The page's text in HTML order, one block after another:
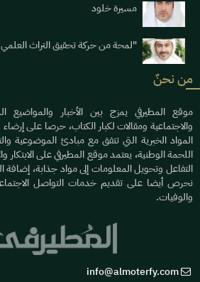
مسيرة خلود
"لمحة من حركة تحقيق التراث العلمي
من نحنٌ
موقع المطيرفي يمزج بين الأخبار والمواضيع
والاجتماعية ومقالات لكبار الكتاب، حرصا على
المواد الخبرية التي تتفق مع مبادئ الموضوعية
اللحمة الوطنية، يعتمد موقع المطيرفي على الابتكار
التفاعل وتحويل المعلومات إلى مواد جذابة، إضافة
نحرص أيضا على تقديم خدمات التواصل
والوفيات.
info@almoterfy.com